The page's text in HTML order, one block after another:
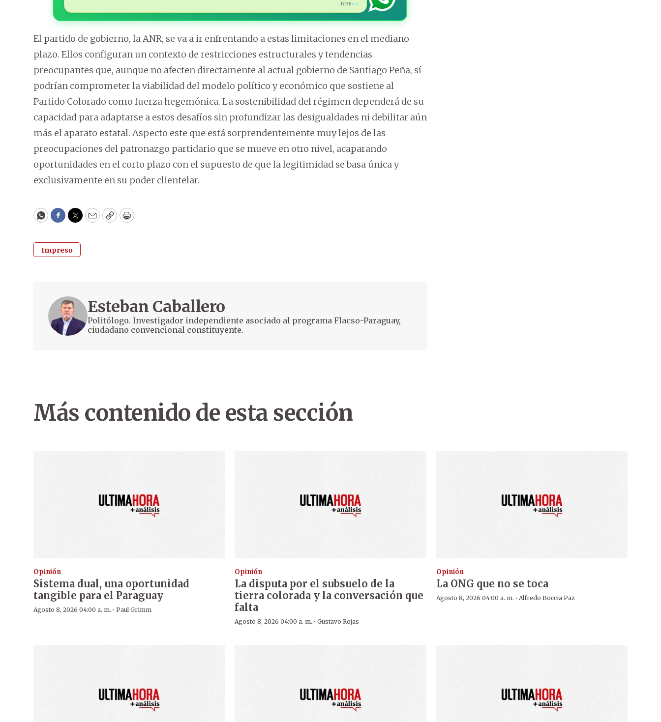
17:30 ✓✓
El partido de gobierno, la ANR, se va a ir enfrentando a estas limitaciones en el mediano
plazo. Ellos configuran un contexto de restricciones estructurales y tendencias
preocupantes que, aunque no afecten directamente al actual gobierno de Santiago Peña, sí
podrían comprometer la viabilidad del modelo político y económico que sostiene al
Partido Colorado como fuerza hegemónica. La sostenibilidad del régimen dependerá de su
capacidad para adaptarse a estos desafíos sin profundizar las desigualdades ni debilitar aún
más el aparato estatal. Aspecto este que está sorprendentemente muy lejos de las
preocupaciones del patronazgo partidario que se mueve en otro nivel, acaparando
oportunidades en el corto plazo con el supuesto de que la legitimidad se basa única y
exclusivamente en su poder clientelar.
WhatsApp
Facebook
Twitter
EmailCopyPrint
Impreso
Esteban Caballero
Politólogo. Investigador independiente asociado al programa Flacso-Paraguay,
ciudadano convencional constituyente.
Más contenido de esta sección
Opinión
Sistema dual, una oportunidad
tangible para el Paraguay
Agosto 8, 2026 04:00 a. m. · Paul Grimm
Opinión
La disputa por el subsuelo de la
tierra colorada y la conversación que
falta
Agosto 8, 2026 04:00 a. m. ·Gustavo Rojas
Opinión
La ONG que no se toca
Agosto 8, 2026 04:00 a. m. · Alfredo Boccia Paz